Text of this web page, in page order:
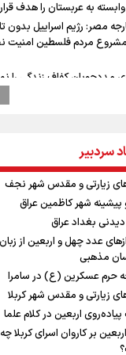
به عربستان را هدف
مصر: رژیم اسراییل بدون
مردم فلسطین امنیت
مددجویان کفاف زندگی را
در کوهستان؛ جذاب
ملی پوش تکواندو : قدم
کنم تا به طلای المپیک برسم
مذاکره‌کنندگان سرسختی
مرکز ثقل اقتصاد جهان
برای اقتصاد ایران
کانال ۱۴ رژیم اسرائیل: عوامل وابسته
تل‌آویو قدم می‌زنند
: فشار خارجی در دولت
سردبیر
زیارتی و مقدس شهر نجف
پیشینه شهر کاظمین عراق
بغداد عراق
عدد چهل و اربعین از زبان
مذهبی
حرم عسکرین (ع) در سامرا
زیارتی و مقدس شهر کربلا
اربعین در کلام علما
بر کاروان اسرای کربلا چه